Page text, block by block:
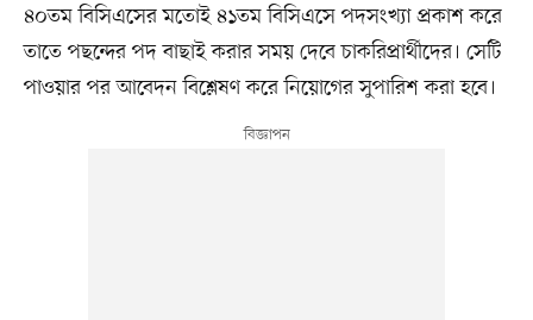
৪০তম বিসিএসের মতোই ৪১তম বিসিএসে পদসংখ্যা প্রকাশ করে
তাতে পছন্দের পদ বাছাই করার সময় দেবে চাকরিপ্রার্থীদের। সেটি
পাওয়ার পর আবেদন বিশ্লেষণ করে নিয়োগের সুপারিশ করা হবে।